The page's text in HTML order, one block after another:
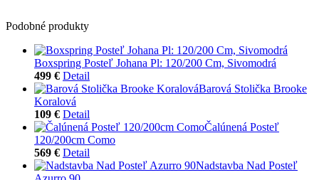
Podobné produkty
Boxspring Posteľ Johana Pl: 120/200 Cm, Sivomodrá
499 € Detail
Barová Stolička Brooke
Koralová
109 € Detail
Čalúnená Posteľ
120/200cm Como
569 € Detail
Nadstavba Nad Posteľ